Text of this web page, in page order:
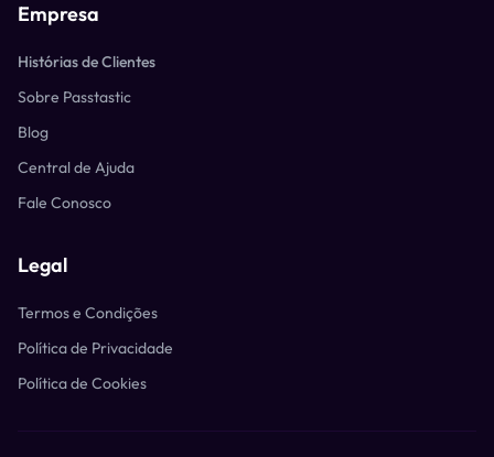
Empresa
Histórias de Clientes
Sobre Passtastic
Blog
Central de Ajuda
Fale Conosco
Legal
Termos e Condições
Política de Privacidade
Política de Cookies